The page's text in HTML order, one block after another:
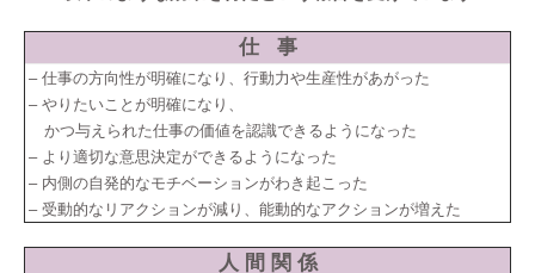
仕 事
– 仕事の方向性が明確になり、行動力や生産性があがった
– やりたいことが明確になり、
かつ与えられた仕事の価値を認識できるようになった
– より適切な意思決定ができるようになった
– 内側の自発的なモチベーションがわき起こった
– 受動的なリアクションが減り、能動的なアクションが増えた
人 間 関 係